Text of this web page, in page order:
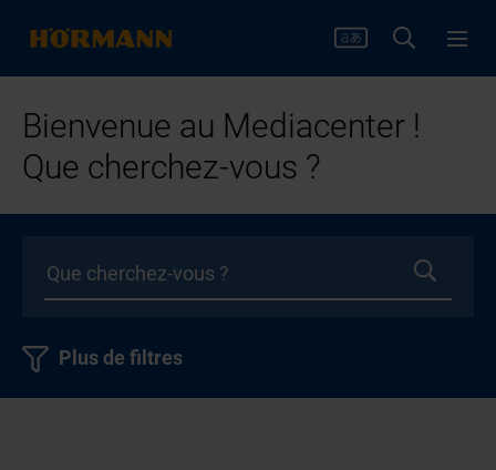
Bienvenue au Mediacenter !
Que cherchez-vous ?
Plus de filtres